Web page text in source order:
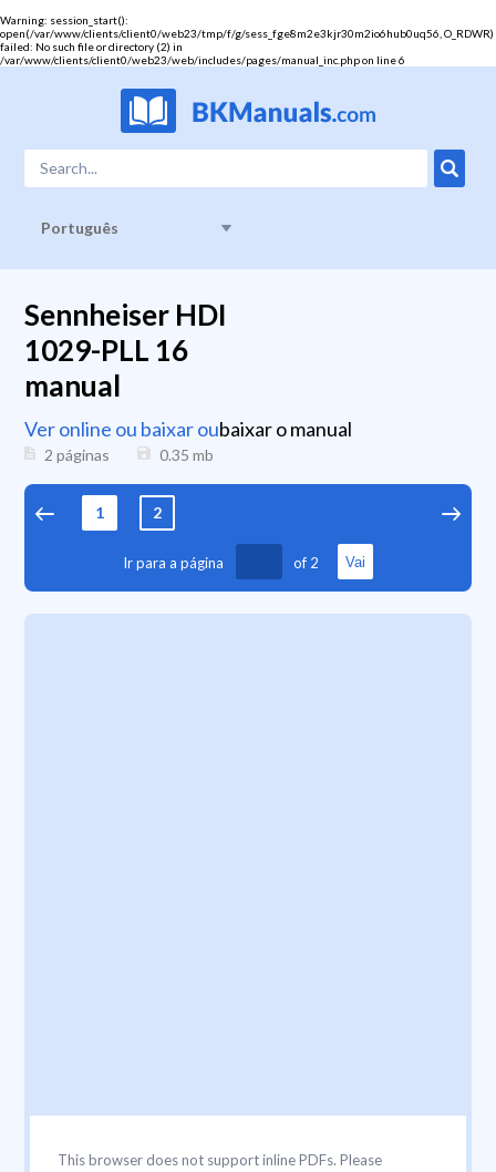
Warning: session_start():
open(/var/www/clients/client0/web23/tmp/f/g/sess_fge8m2e3kjr30m2io6hub0uq56, O_RDWR)
failed: No such file or directory (2) in
/var/www/clients/client0/web23/web/includes/pages/manual_inc.phpon line6
Português
Sennheiser HDI
1029-PLL 16
manual
Ver online ou baixar oubaixar o manual
2 páginas 0.35 mb
1 2
Ir para a página of 2 Vai
This browser does not support inline PDFs. Please